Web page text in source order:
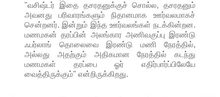
"வசிஷ்டர் இதை தசரதனுக்குச் சொல்ல, தசரதனும்
அவனது பரிவாரங்களும் நிதானமாக ஊர்வலமாகச்
சென்றனர். இன்றும் இந்த ஊர்வலங்கள் நடக்கின்றன.
மணமகன் தரப்பின் அலங்கார அணிவகுப்பு இரண்டு
ஃபர்லாங் தொலைவை இரண்டு மணி நேரத்தில்,
அல்லது அதற்கும் அதிகமான நேரத்தில் கடந்து
மணமகள் தரப்பை ஓர் எதிர்பார்ப்பிலேயே
வைத்திருக்கும்" என்றிருக்கிறது.